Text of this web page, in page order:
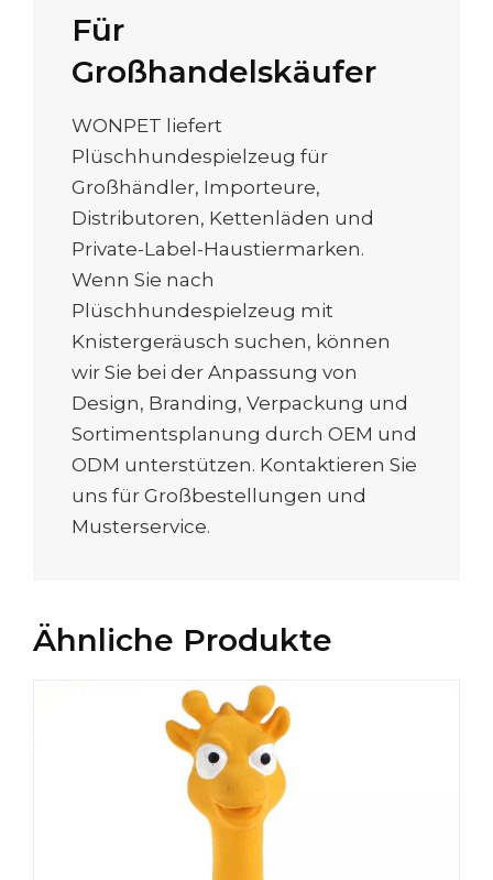
Für
Großhandelskäufer
WONPET liefert
Plüschhundespielzeug für
Großhändler, Importeure,
Distributoren, Kettenläden und
Private-Label-Haustiermarken.
Wenn Sie nach
Plüschhundespielzeug mit
Knistergeräusch suchen, können
wir Sie bei der Anpassung von
Design, Branding, Verpackung und
Sortimentsplanung durch OEM und
ODM unterstützen. Kontaktieren Sie
uns für Großbestellungen und
Musterservice.
Ähnliche Produkte